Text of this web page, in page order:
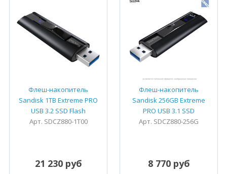
Флеш-накопитель
Sandisk 1TB Extreme PRO
USB 3.2 SSD Flash
Арт. SDCZ880-1T00
21 230 руб
Флеш-накопитель
Sandisk 256GB Extreme
PRO USB 3.1 SSD
Арт. SDCZ880-256G
8 770 руб